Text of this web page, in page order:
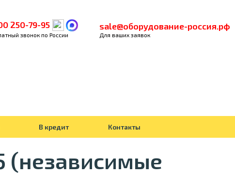
250-79-95
звонок по России
sale@оборудование-россия.рф
Для ваших заявок
В кредит Контакты
(независимые